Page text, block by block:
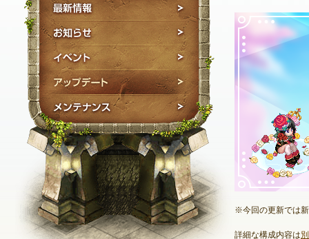
お知らせ
イベント
アップデート
メンテナンス
※今回の更新では
詳細な構成内容は